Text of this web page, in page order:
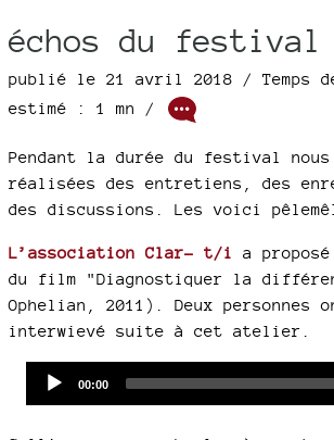
échos du festival
publié le 21 avril 2018 / Temps
estimé : 1 mn /
Pendant la durée du festival nous
réalisées des entretiens, des
des discussions. Les voici
L’association Clar- t/i
a
du film "Diagnostiquer la
Ophelian, 2011). Deux personnes
interwievé suite à cet atelier.
Current
00:00